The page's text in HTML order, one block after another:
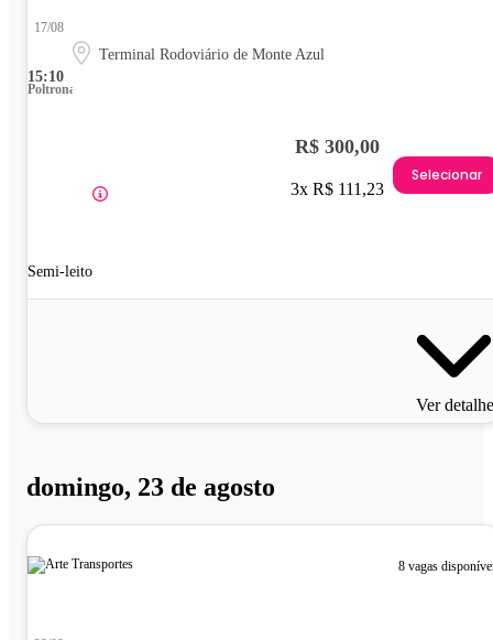
15:10
17/08
Terminal Rodoviário de Monte Azul
Poltrona
Semi-leito
R$ 300,00
3x R$ 111,23
Selecionar
Ver
domingo, 23 de agosto
8 vagas